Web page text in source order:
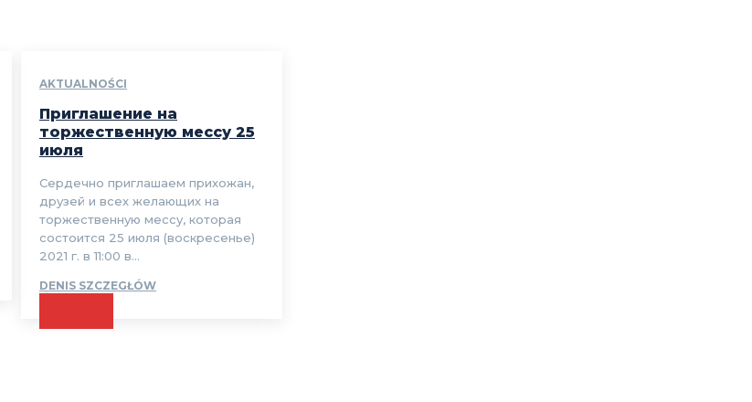
AKTUALNOŚCI
Приглашение на
торжественную мессу 25
июля
Сердечно приглашаем прихожан,
друзей и всех желающих на
торжественную мессу, которая
состоится 25 июля (воскресенье)
2021 г. в 11:00 в...
DENIS SZCZEGŁÓW